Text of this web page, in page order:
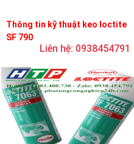
Thông tin kỹ thuật keo loctite
SF 790
Liên hệ: 0938454791